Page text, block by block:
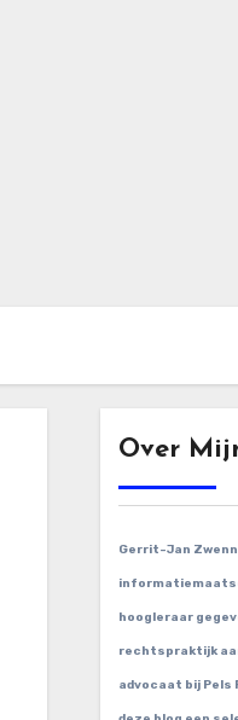
Over
Gerrit-Jan
hoogleraar
rechtspraktijk
advocaat bij Pels